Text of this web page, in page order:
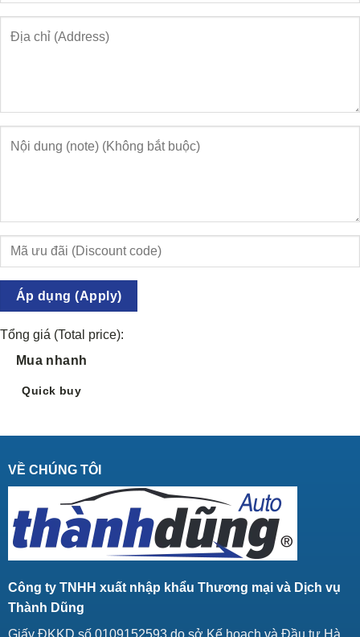
Áp dụng (Apply)
Tổng giá (Total price):
Mua nhanh
Quick buy
VỀ CHÚNG TÔI
Công ty TNHH xuất nhập khẩu Thương mại và Dịch vụ
Thành Dũng
Giấy ĐKKD số 0109152593 do sở Kế hoạch và Đầu tư Hà